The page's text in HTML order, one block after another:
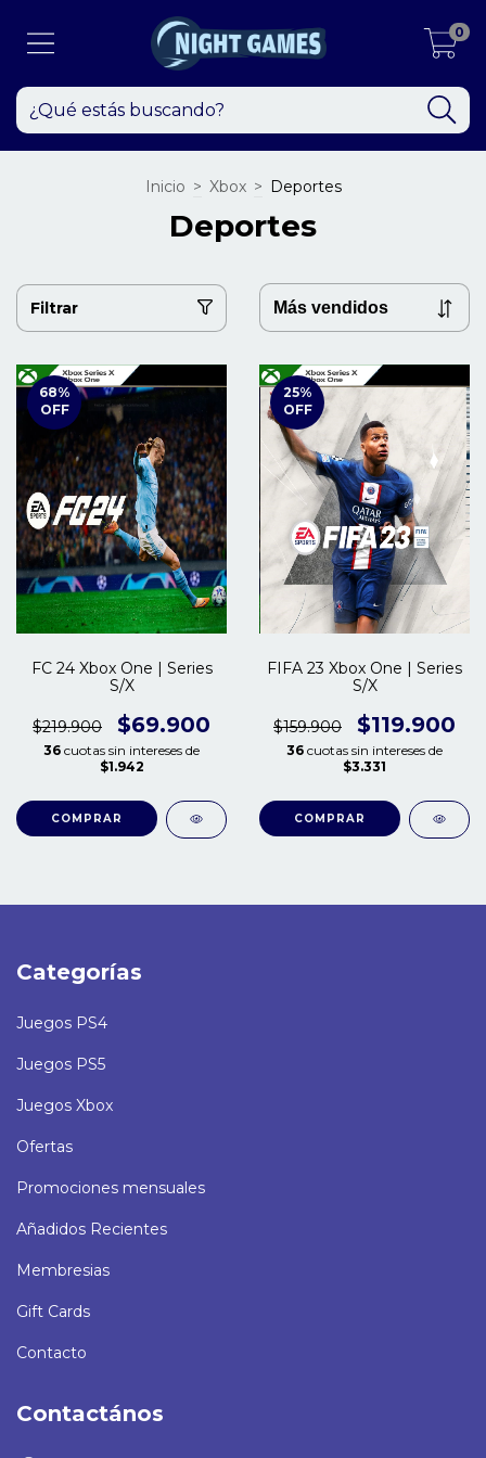
0
Inicio > Xbox > Deportes
Deportes
Filtrar
68%
OFF
FC 24 Xbox One | Series
S/X
$219.900 $69.900
36 cuotas sin intereses de
$1.942
COMPRAR
25%
OFF
FIFA 23 Xbox One | Series
S/X
$159.900 $119.900
36 cuotas sin intereses de
$3.331
COMPRAR
Categorías
Juegos PS4
Juegos PS5
Juegos Xbox
Ofertas
Promociones mensuales
Añadidos Recientes
Membresias
Gift Cards
Contacto
Contactános